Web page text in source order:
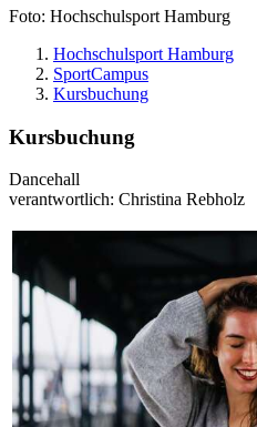
Foto: Hochschulsport Hamburg
Hochschulsport Hamburg
SportCampus
Kursbuchung
Kursbuchung
Dancehall
verantwortlich: Christina Rebholz